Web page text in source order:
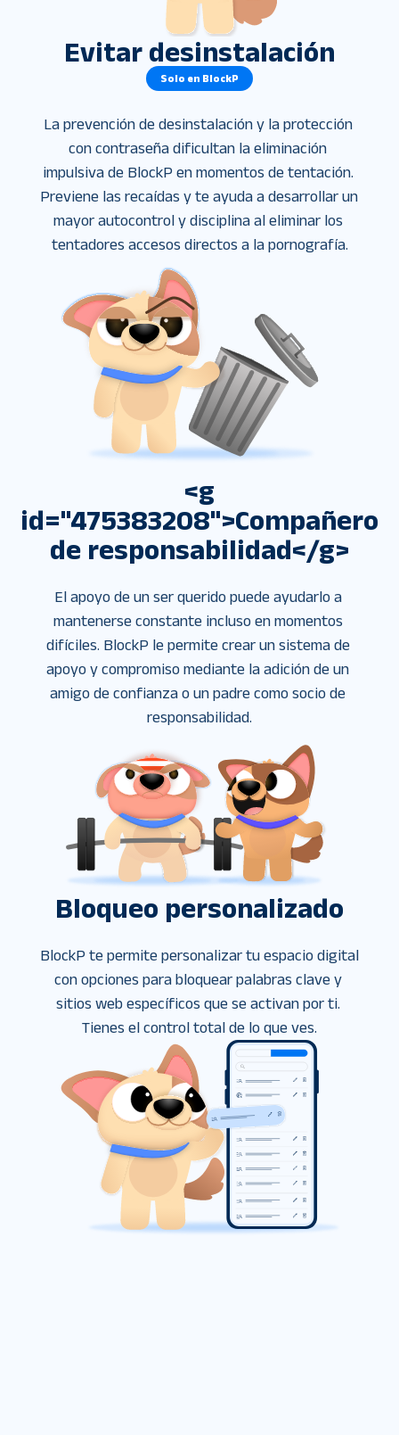
Evitar desinstalación
Solo en BlockP
La prevención de desinstalación y la protección
con contraseña dificultan la eliminación
impulsiva de BlockP en momentos de tentación.
Previene las recaídas y te ayuda a desarrollar un
mayor autocontrol y disciplina al eliminar los
tentadores accesos directos a la pornografía.
<g
id="475383208">Compañero
de responsabilidad</g>
El apoyo de un ser querido puede ayudarlo a
mantenerse constante incluso en momentos
difíciles. BlockP le permite crear un sistema de
apoyo y compromiso mediante la adición de un
amigo de confianza o un padre como socio de
responsabilidad.
Bloqueo personalizado
BlockP te permite personalizar tu espacio digital
con opciones para bloquear palabras clave y
sitios web específicos que se activan por ti.
Tienes el control total de lo que ves.